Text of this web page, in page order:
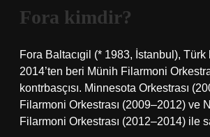
Fora kimdir?
Fora Baltacıgil (* 1983, İstanbul), Türk
2014’ten beri Münih Filarmoni
kontrbasçısı. Minnesota Orkestrası
Filarmoni Orkestrası (2009–2012) ve
Filarmoni Orkestrası (2012–2014) ile